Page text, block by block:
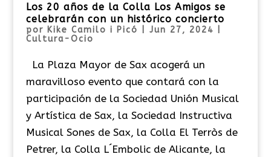
Los 20 años de la Colla Los Amigos se
celebrarán con un histórico concierto
por Kike Camilo i Picó Jun 27, 2024
Cultura-Ocio
La Plaza Mayor de Sax acogerá un
maravilloso evento que contará con la
participación de la Sociedad Unión Musical
y Artística de Sax, la Sociedad Instructiva
Musical Sones de Sax, la Colla El Terròs de
Petrer, la Colla L´Embolic de Alicante, la